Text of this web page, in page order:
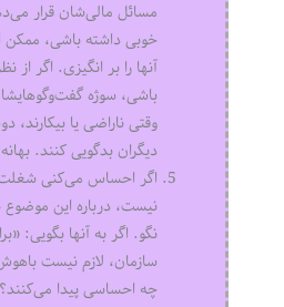
مسائل مالی‌شان قرار
خوبی داشته باشی،
آنها را بر انگیزی. اگر از
باشی، سوژه
وقتی ناراضی یا
دیگران بدگویی کنند.
اگر احساس می‌کنی شغلت
نیست، درباره این
نگو. اگر به آنها بگویی:
سازمان، لازم نیست
چه احساسی پیدا